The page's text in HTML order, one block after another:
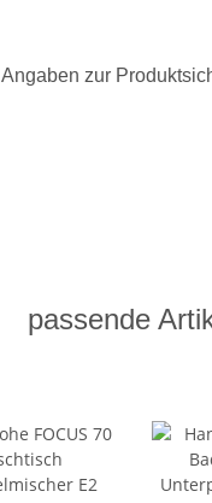
Angaben zur
passende